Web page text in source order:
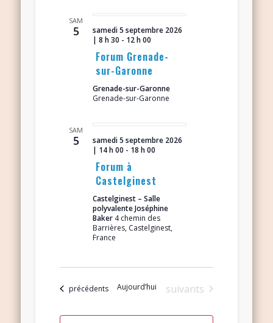
SAM
5
samedi 5 septembre 2026
| 8 h 30 - 12 h 00
Forum Grenade-
sur-Garonne
Grenade-sur-Garonne
Grenade-sur-Garonne
SAM
5
samedi 5 septembre 2026
| 14 h 00 - 18 h 00
Forum à
Castelginest
Castelginest – Salle
polyvalente Joséphine
Baker 4 chemin des
Barrières, Castelginest,
France
Évènements
précédents Aujourd’hui Évènements
suivants